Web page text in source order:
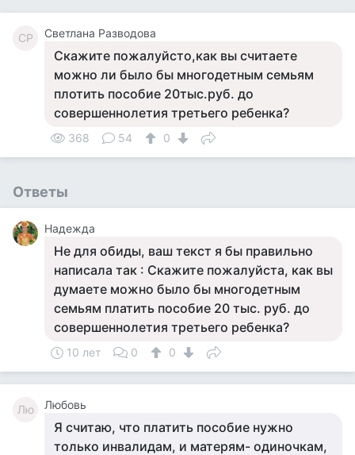
СР Светлана Разводова
Скажите пожалуйсто,как вы считаете
можно ли было бы многодетным семьям
плотить пособие 20тыс.руб. до
совершеннолетия третьего ребенка?
368 54 0
Ответы
Надежда
Не для обиды, ваш текст я бы правильно
написала так : Скажите пожалуйста, как вы
думаете можно было бы многодетным
семьям платить пособие 20 тыс. руб. до
совершеннолетия третьего ребенка?
10 лет 0 0
Лю Любовь
Я считаю, что платить пособие нужно
только инвалидам, и матерям- одиночкам,